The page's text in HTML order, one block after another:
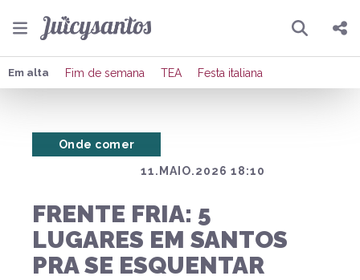
Pesquisar
Compartilhar
Em alta Fim de semana TEA Festa italiana
11.MAIO.2026 18:10
Onde comer
FRENTE FRIA: 5
LUGARES EM SANTOS
PRA SE ESQUENTAR